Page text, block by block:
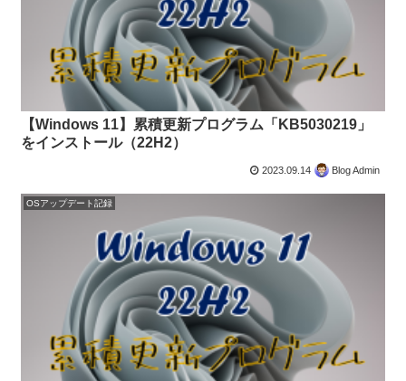
【Windows 11】累積更新プログラム「KB5030219」
をインストール（22H2）
2023.09.14 Blog Admin
OSアップデート記録